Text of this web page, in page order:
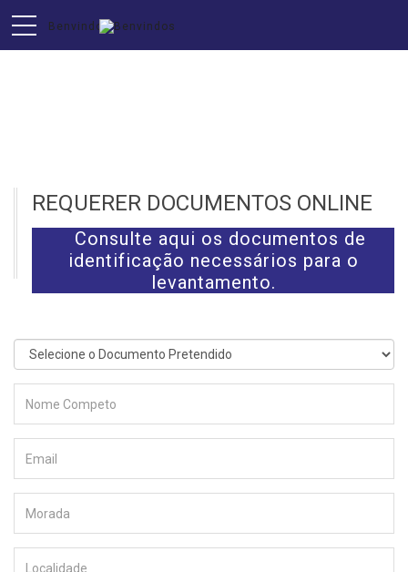
REQUERER DOCUMENTOS ONLINE
Consulte aqui os documentos de
identificação necessários para o
levantamento.